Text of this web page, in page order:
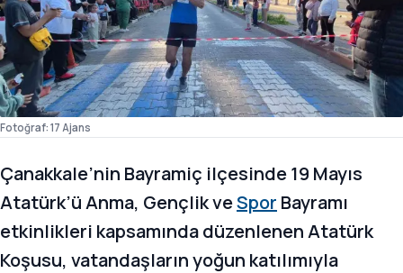
Fotoğraf: 17 Ajans
Çanakkale’nin Bayramiç ilçesinde 19 Mayıs
Atatürk’ü Anma, Gençlik veSpor Bayramı
etkinlikleri kapsamında düzenlenen Atatürk
Koşusu, vatandaşların yoğun katılımıyla